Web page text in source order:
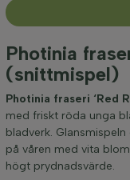
Sortera med
Typ av rot
Höjd vid leverans
Bredd vid leverans
Photinia
(snittmispel)
Photinia fraseri ‘Red
med friskt röda unga
bladverk.
på våren med vita
högt prydnadsvärde.